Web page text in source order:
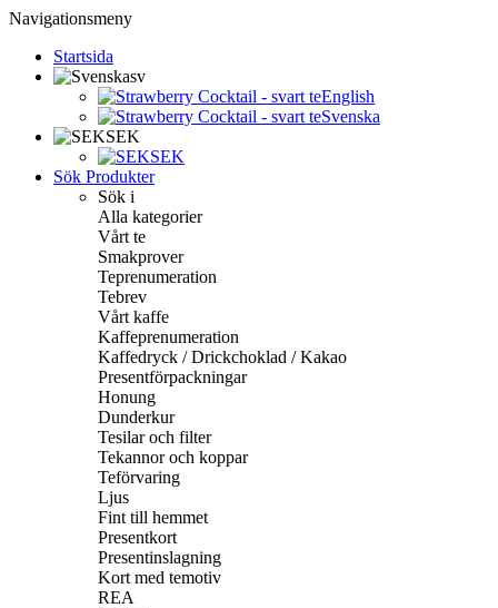
Navigationsmeny
Startsida
sv
English
Svenska
SEK
SEK
Sök Produkter
Sök i
Alla kategorier
Vårt te
Smakprover
Teprenumeration
Tebrev
Vårt kaffe
Kaffeprenumeration
Kaffedryck / Drickchoklad / Kakao
Presentförpackningar
Honung
Dunderkur
Tesilar och filter
Tekannor och koppar
Teförvaring
Ljus
Fint till hemmet
Presentkort
Presentinslagning
Kort med temotiv
REA